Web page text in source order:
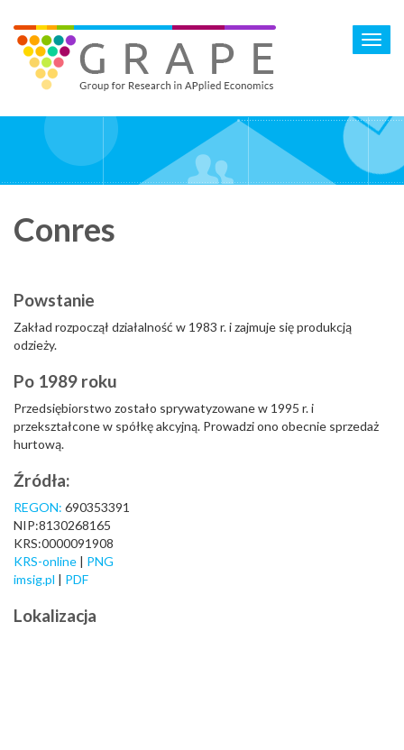
main
content
Conres
Powstanie
Zakład rozpoczął działalność w 1983 r. i zajmuje się produkcją
odzieży.
Po 1989 roku
Przedsiębiorstwo zostało sprywatyzowane w 1995 r. i
przekształcone w spółkę akcyjną. Prowadzi ono obecnie sprzedaż
hurtową.
Źródła:
REGON: 690353391
NIP:8130268165
KRS:0000091908
KRS-online | PNG
imsig.pl | PDF
Lokalizacja